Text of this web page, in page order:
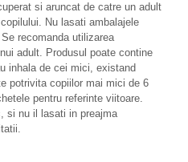
si aruncat de catre un adult
Nu lasati ambalajele
recomanda utilizarea
adult. Produsul poate contine
inhala de cei mici, existand
potrivita copiilor mai mici de 6
pentru referinte viitoare.
si nu il lasati in preajma